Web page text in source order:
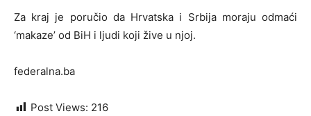
Za kraj je poručio da Hrvatska i Srbija moraju odmaći
‘makaze’ od BiH i ljudi koji žive u njoj.
federalna.ba
Post Views: 216